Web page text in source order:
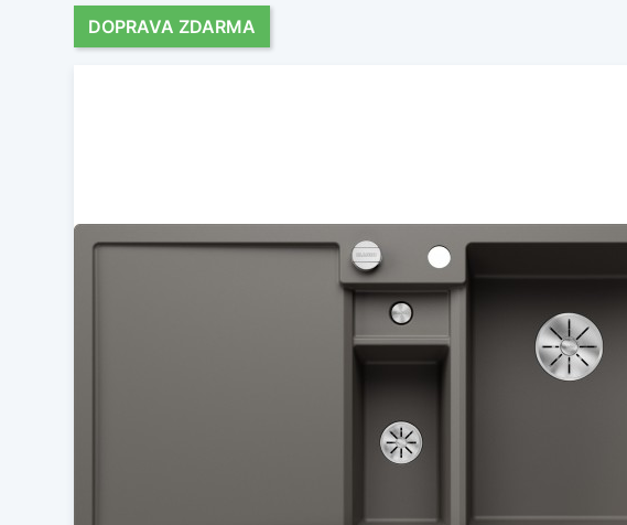
DOPRAVA ZDARMA